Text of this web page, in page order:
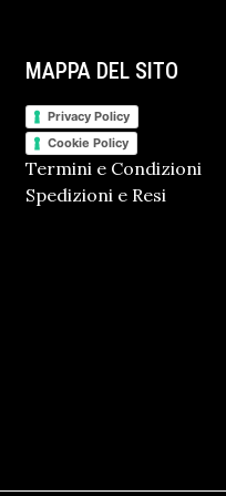
MAPPA DEL SITO
Privacy Policy
Cookie Policy
Termini e Condizioni
Spedizioni e Resi